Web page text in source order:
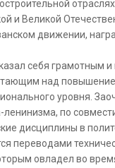
и Великой
движении,
себя грамотным
над
уровня.
ленинизма, по
дисциплины в
переводами
овладел во